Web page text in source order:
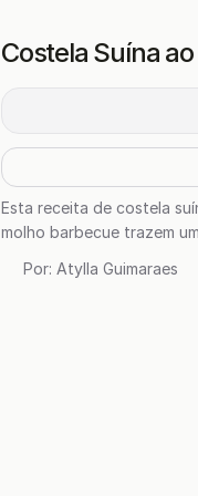
Costela Suína
Esta receita de costela
molho barbecue trazem
Por: Atylla Guimaraes